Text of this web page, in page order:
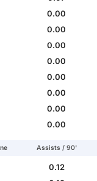
0.00
0.00
0.00
0.00
0.00
0.00
0.00
0.00
Assists / 90'
0.12